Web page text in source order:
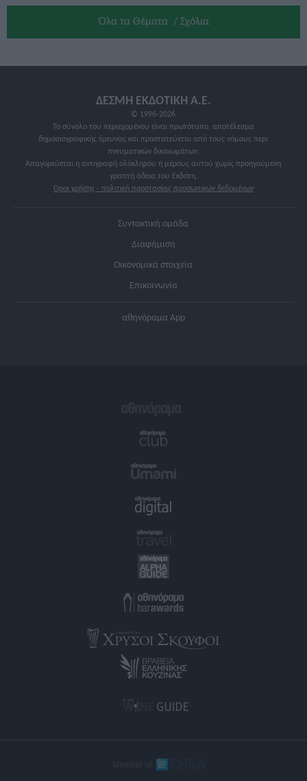
Όλα τα Θέματα / Σχόλια
ΔΕΣΜΗ ΕΚΔΟΤΙΚΗ A.E.
© 1996-2026
Το σύνολο του περιεχομένου είναι πρωτότυπο, αποτέλεσμα
δημοσιογραφικής έρευνας και προστατεύεται από τους νόμους περί
πνευματικών δικαιωμάτων.
Απαγορεύεται η αντιγραφή ολόκληρου ή μέρους αυτού χωρίς προηγούμενη
γραπτή άδεια του Εκδότη.
Συντακτική ομάδα
Διαφήμιση
Οικονομικά στοιχεία
αθηνόραμα App